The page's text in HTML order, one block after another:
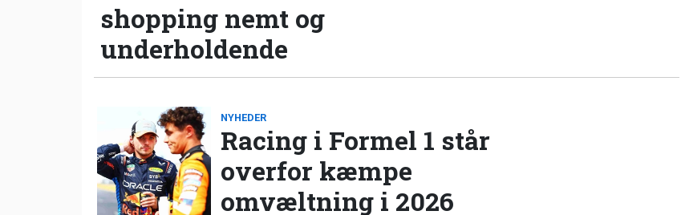
shopping nemt og
underholdende
NYHEDER
Racing i Formel 1 står
overfor kæmpe
omvæltning i 2026